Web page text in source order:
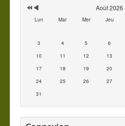
Août 2026
Lun Mar Mer Jeu
3
4 5 6
10
11 12 13
17
18 19 20
24
25 26 27
31